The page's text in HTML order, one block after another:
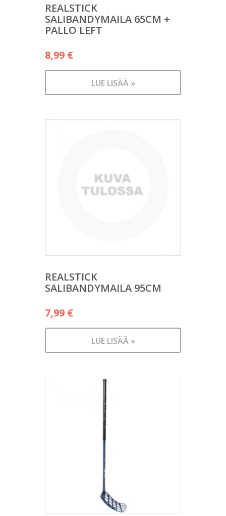
REALSTICK
SALIBANDYMAILA 65CM +
PALLO LEFT
8,99 €
LUE LISÄÄ »
REALSTICK
SALIBANDYMAILA 95CM
7,99 €
LUE LISÄÄ »